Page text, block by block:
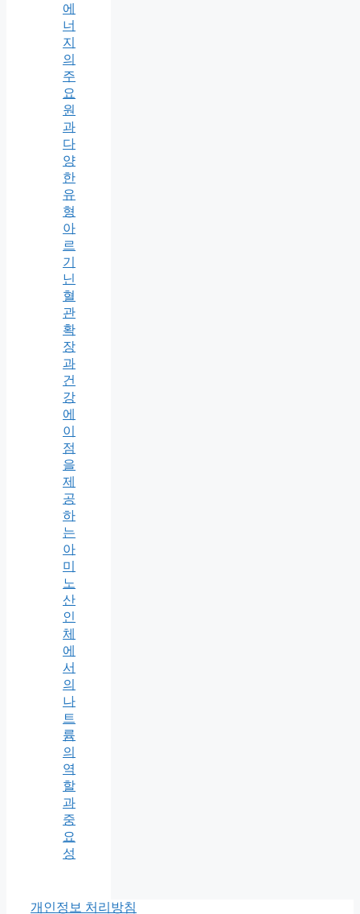
에
너
지
의
주
요
원
과
다
양
한
유
형
아
르
기
닌
혈
관
확
장
과
건
강
에
이
점
을
제
공
하
는
아
미
노
산
인
체
에
서
의
나
트
륨
의
역
할
과
중
요
성
개인정보 처리방침